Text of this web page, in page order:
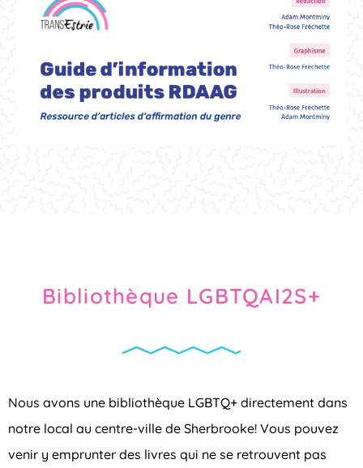
Bibliothèque LGBTQAI2S+
Nous avons une bibliothèque LGBTQ+ directement dans
notre local au centre-ville de Sherbrooke! Vous pouvez
venir y emprunter des livres qui ne se retrouvent pas